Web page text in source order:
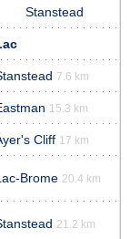
Stanstead
7.6 km
15.3 km
Cliff 17 km
Brome 20.4 km
21.2 km